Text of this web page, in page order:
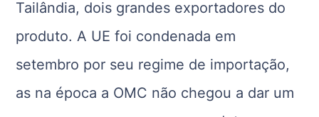
Tailândia, dois grandes exportadores do
produto. A UE foi condenada em
setembro por seu regime de importação,
as na época a OMC não chegou a dar um